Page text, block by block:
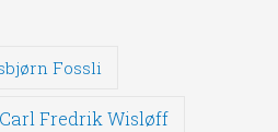
Fossli
Carl Fredrik Wisløff